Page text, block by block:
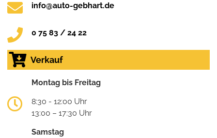
info@auto-gebhart.de
0 75 83 / 24 22
Verkauf
Montag bis Freitag
8:30 - 12:00 Uhr
13:00 – 17:30 Uhr
Samstag